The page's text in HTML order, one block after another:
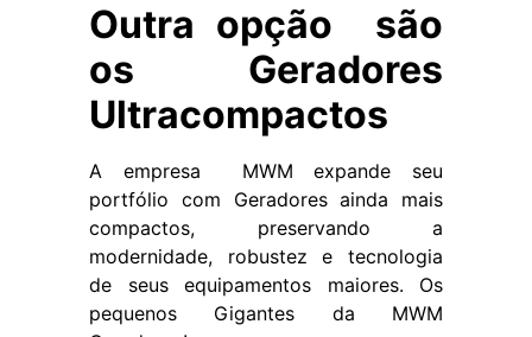
Outra opção são
os Geradores
Ultracompactos
A empresa MWM expande seu
portfólio com Geradores ainda mais
compactos, preservando a
modernidade, robustez e tecnologia
de seus equipamentos maiores. Os
pequenos Gigantes da MWM